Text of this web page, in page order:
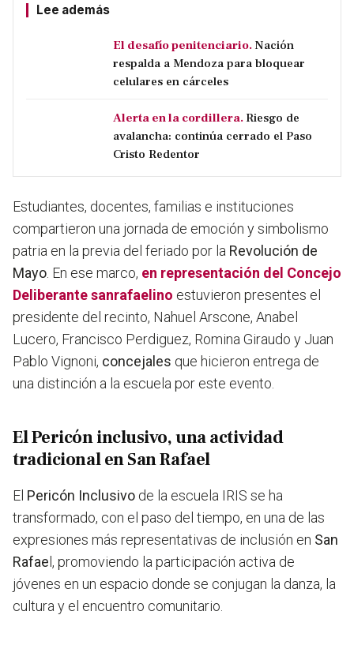
Lee además
El desafío penitenciario. Nación
respalda a Mendoza para bloquear
celulares en cárceles
Alerta en la cordillera. Riesgo de
avalancha: continúa cerrado el Paso
Cristo Redentor
Estudiantes, docentes, familias e instituciones
compartieron una jornada de emoción y simbolismo
patria en la previa del feriado por la Revolución de
Mayo . En ese marco, en representación del Concejo
Deliberante sanrafaelino estuvieron presentes el
presidente del recinto, Nahuel Arscone, Anabel
Lucero, Francisco Perdiguez, Romina Giraudo y Juan
Pablo Vignoni, concejales que hicieron entrega de
una distinción a la escuela por este evento.
El Pericón inclusivo, una actividad
tradicional en San Rafael
El Pericón Inclusivo de la escuela IRIS se ha
transformado, con el paso del tiempo, en una de las
expresiones más representativas de inclusión en San
Rafae l, promoviendo la participación activa de
jóvenes en un espacio donde se conjugan la danza, la
cultura y el encuentro comunitario.